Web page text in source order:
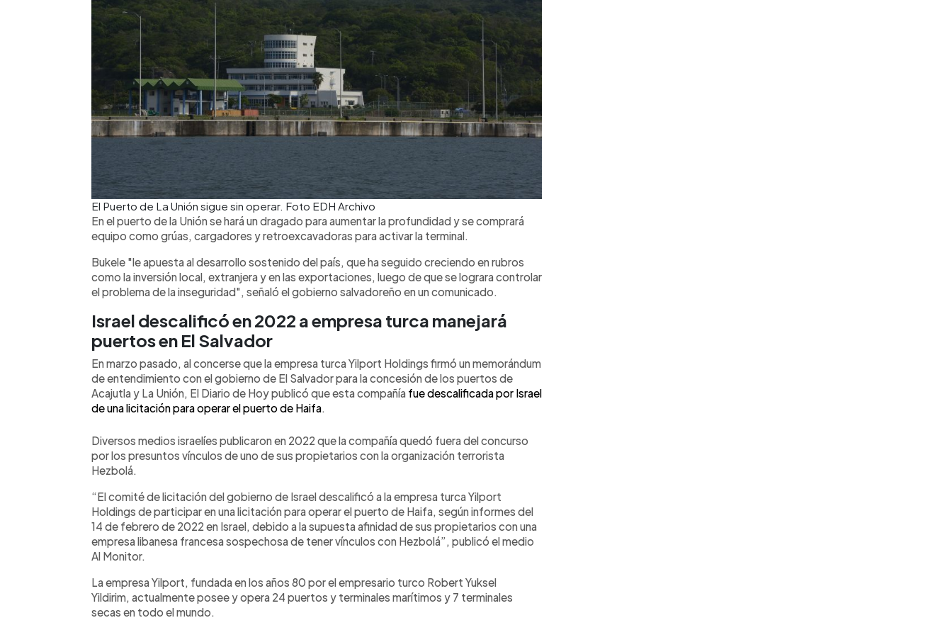
El Puerto de La Unión sigue sin operar. Foto EDH Archivo
En el puerto de la Unión se hará un dragado para aumentar la profundidad y se comprará
equipo como grúas, cargadores y retroexcavadoras para activar la terminal.
Bukele "le apuesta al desarrollo sostenido del país, que ha seguido creciendo en rubros
como la inversión local, extranjera y en las exportaciones, luego de que se lograra controlar
el problema de la inseguridad", señaló el gobierno salvadoreño en un comunicado.
Israel descalificó en 2022 a empresa turca manejará
puertos en El Salvador
En marzo pasado, al concerse que la empresa turca Yilport Holdings firmó un memorándum
de entendimiento con el gobierno de El Salvador para la concesión de los puertos de
Acajutla y La Unión, El Diario de Hoy publicó que esta compañía fue descalificada por Israel
de una licitación para operar el puerto de Haifa
Diversos medios israelíes publicaron en 2022 que la compañía quedó fuera del concurso
por los presuntos vínculos de uno de sus propietarios con la organización terrorista
Hezbolá.
“El comité de licitación del gobierno de Israel descalificó a la empresa turca Yilport
Holdings de participar en una licitación para operar el puerto de Haifa, según informes del
14 de febrero de 2022 en Israel, debido a la supuesta afinidad de sus propietarios con una
empresa libanesa francesa sospechosa de tener vínculos con Hezbolá”, publicó el medio
Al Monitor.
La empresa Yilport, fundada en los años 80 por el empresario turco Robert Yuksel
Yildirim, actualmente posee y opera 24 puertos y terminales marítimos y 7 terminales
secas en todo el mundo.